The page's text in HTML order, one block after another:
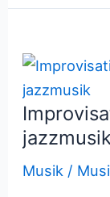
skaber
i
musikken
Musik /